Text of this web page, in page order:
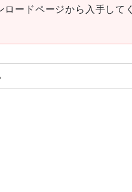
ードページから入手して